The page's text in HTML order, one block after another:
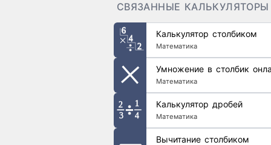
СВЯЗАННЫЕ КАЛЬКУЛЯТОРЫ
Калькулятор столбиком
Математика
Умножение в столбик
Математика
Калькулятор дробей
Математика
Вычитание столбиком